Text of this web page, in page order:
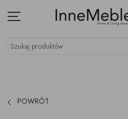
Menu
Szukaj produktów
POWRÓT